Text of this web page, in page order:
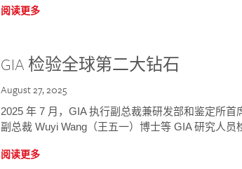
阅读更多
GIA 检验全球第二大钻石
August 27, 2025
2025 年 7 月，GIA 执行副总裁兼研发部和鉴定所
副总裁 Wuyi Wang（王五一）博士等 GIA 研究人
阅读更多